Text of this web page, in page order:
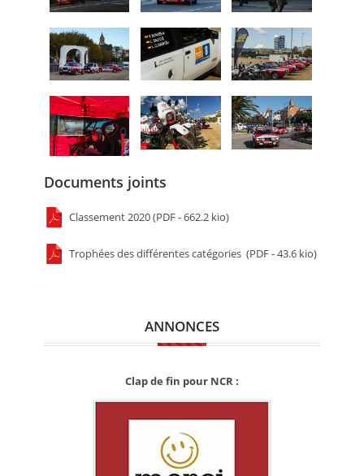
Documents joints
Classement 2020 (PDF - 662.2 kio)
Trophées des différentes catégories (PDF - 43.6 kio)
ANNONCES
Clap de fin pour NCR :